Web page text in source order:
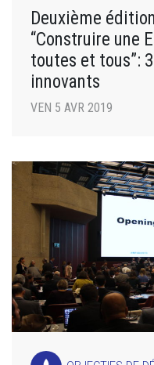
Deuxième
“Construire une
toutes et tous”:
innovants
VEN 5 AVR 2019